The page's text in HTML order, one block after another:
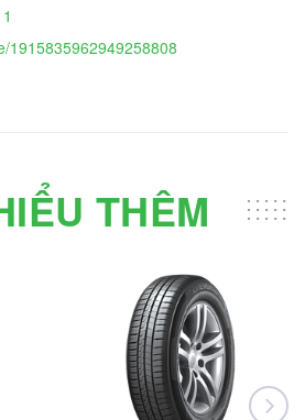
1915835962949258808
THÊM